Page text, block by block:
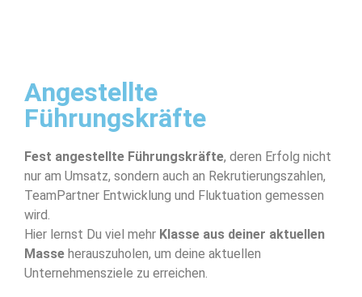
Angestellte
Führungskräfte
Fest angestellte Führungskräfte, deren Erfolg nicht
nur am Umsatz, sondern auch an Rekrutierungszahlen,
TeamPartner Entwicklung und Fluktuation gemessen
wird.
Hier lernst Du viel mehr Klasse aus deiner aktuellen
Masse herauszuholen, um deine aktuellen
Unternehmensziele zu erreichen.